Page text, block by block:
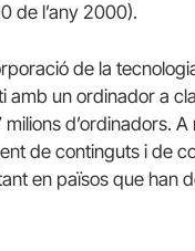
de l’any 2000).
de la
un ordinador a
milions d’ordinadors.
de continguts i de
en països que han